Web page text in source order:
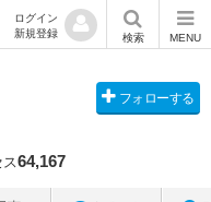
ログイン
新規登録
検索 MENU
フォローする
ス64,167